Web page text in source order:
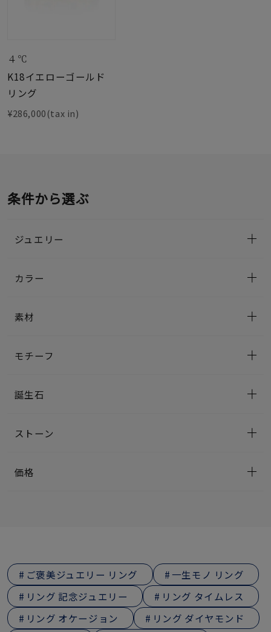
４℃
K18イエローゴールド
リング
¥286,000(tax in)
条件から選ぶ
ジュエリー
カラー
素材
モチーフ
誕生石
ストーン
価格
ご褒美ジュエリー リング
一生モノ リング
リング 記念ジュエリー
リング タイムレス
リング オケージョン
リング ダイヤモンド